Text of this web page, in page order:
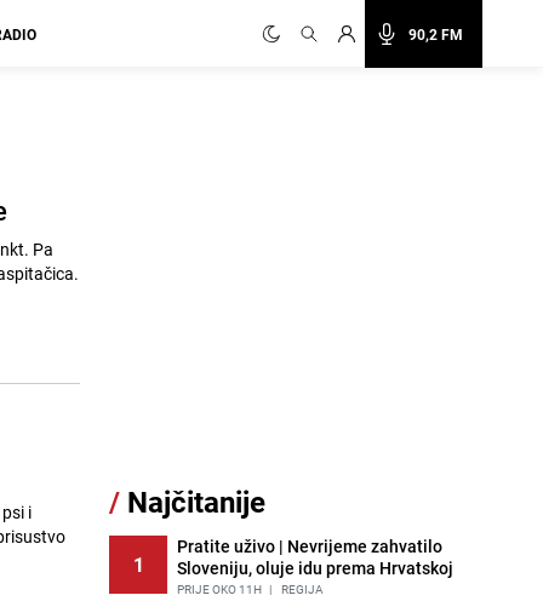
90,2 FM
Pa
i
/ Najčitanije
1
Pratite uživo | Nevrijeme zahvatilo
Sloveniju, oluje idu prema Hrvatskoj
PRIJE OKO 11H | REGIJA